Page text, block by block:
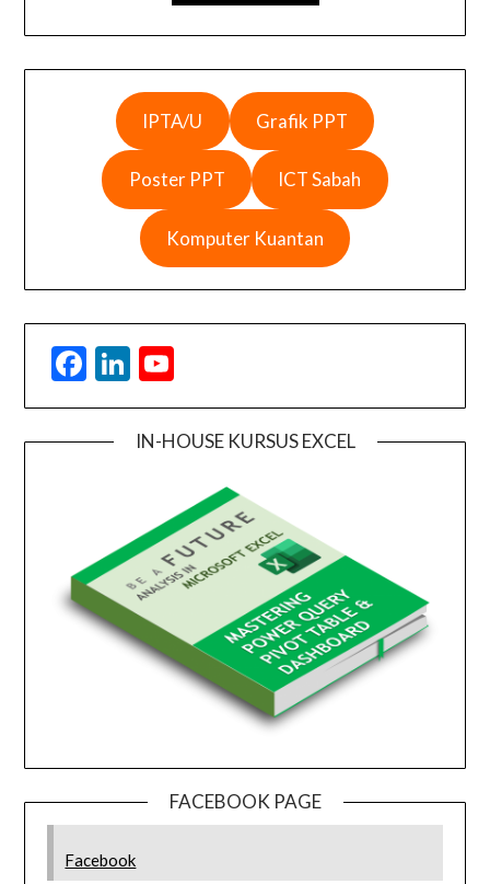
IPTA/U Grafik PPT
Poster PPT ICT Sabah
Komputer Kuantan
Facebook
LinkedIn
IN-HOUSE KURSUS EXCEL
FACEBOOK PAGE
Facebook